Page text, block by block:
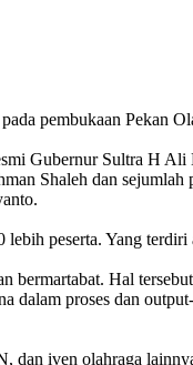
pembukaan Pekan
Gubernur Sultra H
Shaleh dan
peserta. Yang
Hal
proses dan
iven olahraga